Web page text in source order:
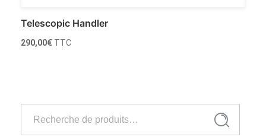
pour :
Recherche
Telescopic Handler
290,00€ TTC